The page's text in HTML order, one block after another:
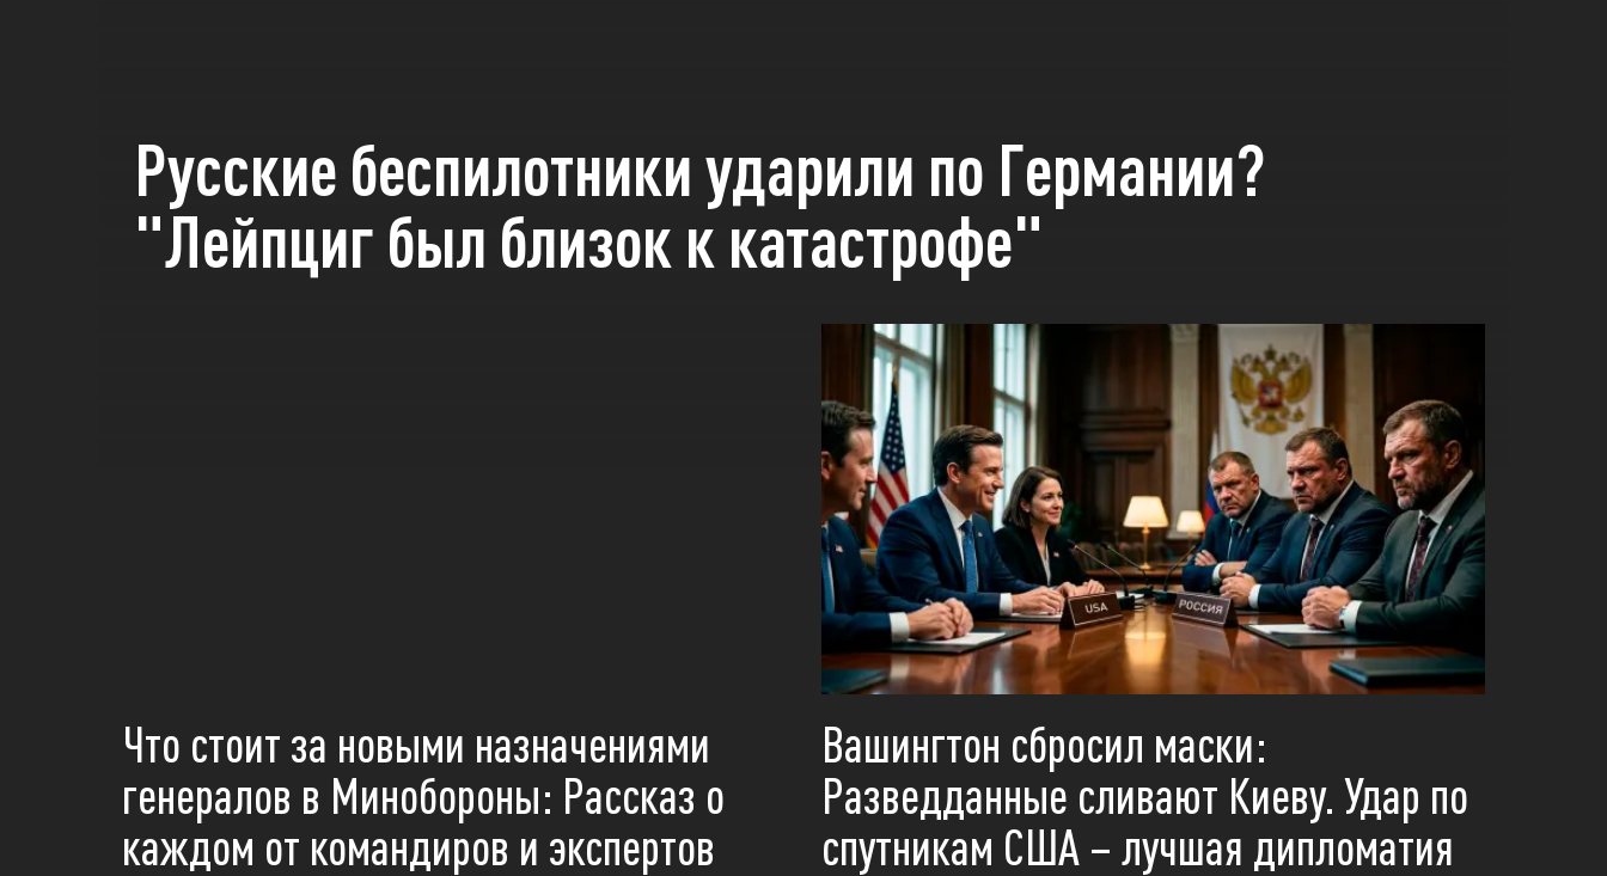
Русские беспилотники ударили по Германии?
"Лейпциг был близок к катастрофе"
Что стоит за новыми назначениями
генералов в Минобороны: Рассказ о
каждом от командиров и экспертов
Вашингтон сбросил маски:
Разведданные сливают Киеву. Удар по
спутникам США – лучшая дипломатия